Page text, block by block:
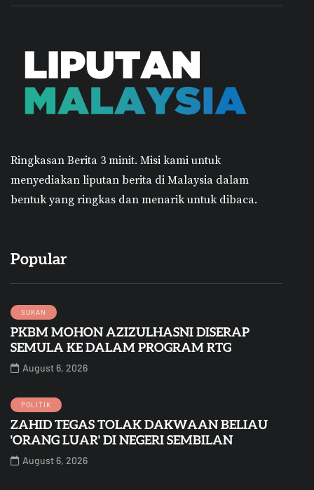
Ringkasan Berita 3 minit. Misi kami untuk
menyediakan liputan berita di Malaysia dalam
bentuk yang ringkas dan menarik untuk dibaca.
Popular
SUKAN
PKBM MOHON AZIZULHASNI DISERAP
SEMULA KE DALAM PROGRAM RTG
August 6, 2026
POLITIK
ZAHID TEGAS TOLAK DAKWAAN BELIAU
'ORANG LUAR' DI NEGERI SEMBILAN
August 6, 2026